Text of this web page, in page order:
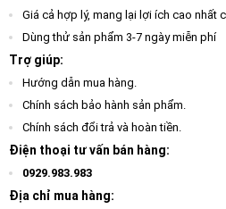
Giá cả hợp lý, mang lại lợi ích cao nhất
Dùng thử sản phẩm 3-7 ngày miễn phí
Trợ giúp:
Hướng dẫn mua hàng.
Chính sách bảo hành sản phẩm.
Chính sách đổi trả và hoàn tiền.
Điện thoại tư vấn bán hàng:
0929.983.983
Địa chỉ mua hàng: